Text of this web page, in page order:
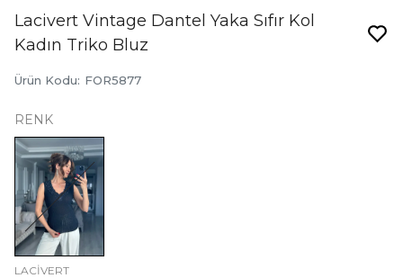
Lacivert Vintage Dantel Yaka Sıfır Kol
Kadın Triko Bluz
Ürün Kodu: FOR5877
RENK
LACİVERT